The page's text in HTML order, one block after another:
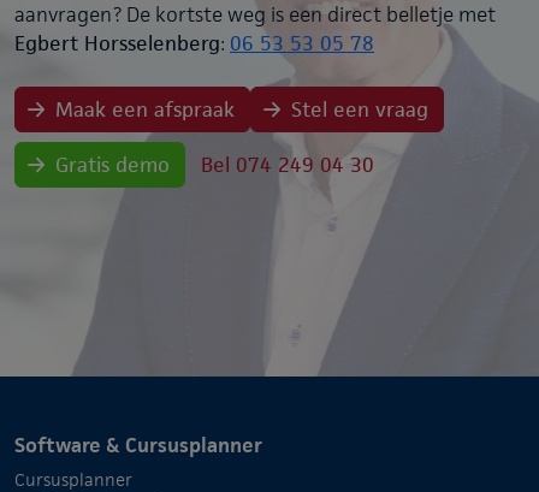
aanvragen? De kortste weg is een direct belletje met
Egbert Horsselenberg: 06 53 53 05 78
Maak een afspraak Stel een vraag
Gratis demo Bel 074 249 04 30
Software & Cursusplanner
Cursusplanner